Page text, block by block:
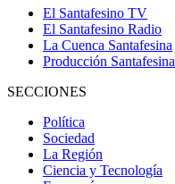
El Santafesino TV
El Santafesino Radio
La Cuenca Santafesina
Producción Santafesina
SECCIONES
Política
Sociedad
La Región
Ciencia y Tecnología